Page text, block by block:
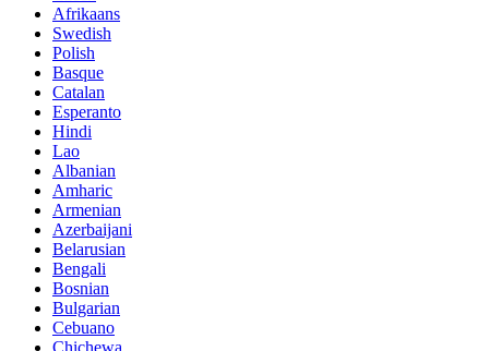
Afrikaans
Swedish
Polish
Basque
Catalan
Esperanto
Hindi
Lao
Albanian
Amharic
Armenian
Azerbaijani
Belarusian
Bengali
Bosnian
Bulgarian
Cebuano
Chichewa